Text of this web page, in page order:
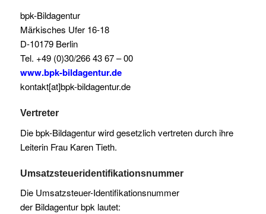
bpk-Bildagentur
Märkisches Ufer 16-18
D-10179 Berlin
Tel. +49 (0)30/266 43 67 – 00
www.bpk-bildagentur.de
kontakt[at]bpk-bildagentur.de
Vertreter
Die bpk-Bildagentur wird gesetzlich vertreten durch ihre
Leiterin Frau Karen Tieth.
Umsatzsteueridentifikationsnummer
Die Umsatzsteuer-Identifikationsnummer
der Bildagentur bpk lautet: